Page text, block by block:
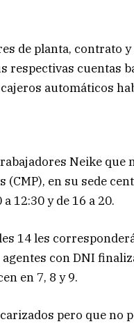
de planta, contrato
respectivas cuentas
automáticos
Neike que
(CMP), en su sede
12:30 y de 16 a 20.
14 les
agentes con DNI
en 7, 8 y 9.
pero que no